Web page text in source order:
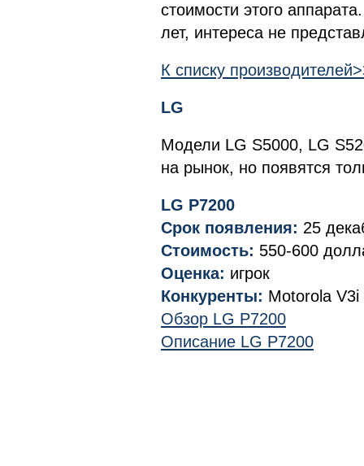
стоимости этого
лет, интереса не
К списку
LG
Модели LG S5000, LG
на рынок, но появятся
LG P7200
Срок появления: 25
Стоимость: 550-600
Оценка: игрок
Конкуренты: Motorola V3i
Обзор LG P7200
Описание LG P7200